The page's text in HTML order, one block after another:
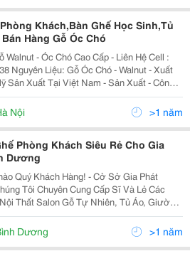
Khách,Bàn Ghế Học Sinh,Tủ
Hàng Gỗ Óc Chó
Walnut - Óc Chó Cao Cấp - Liên Hệ Cell :
- Xuất
Quách Đình Bảo, Phú
Nội >1 năm
Phòng Khách Siêu Rẻ Cho Gia
Dương
Khách Hàng! - Cở Sở Gia Phát
Tôi Chuyên Cung Cấp Sĩ Và Lẻ Các
Thất Salon Gỗ Tự Nhiên, Tủ Áo, Giường
Tủ Dép, Ghế Lưới, Bàn Thờ, Tủ Thờ Và
Gỗ Xuất Khẩu Tồn Kho. Hàng Hóa Đảm
Dương >1 năm